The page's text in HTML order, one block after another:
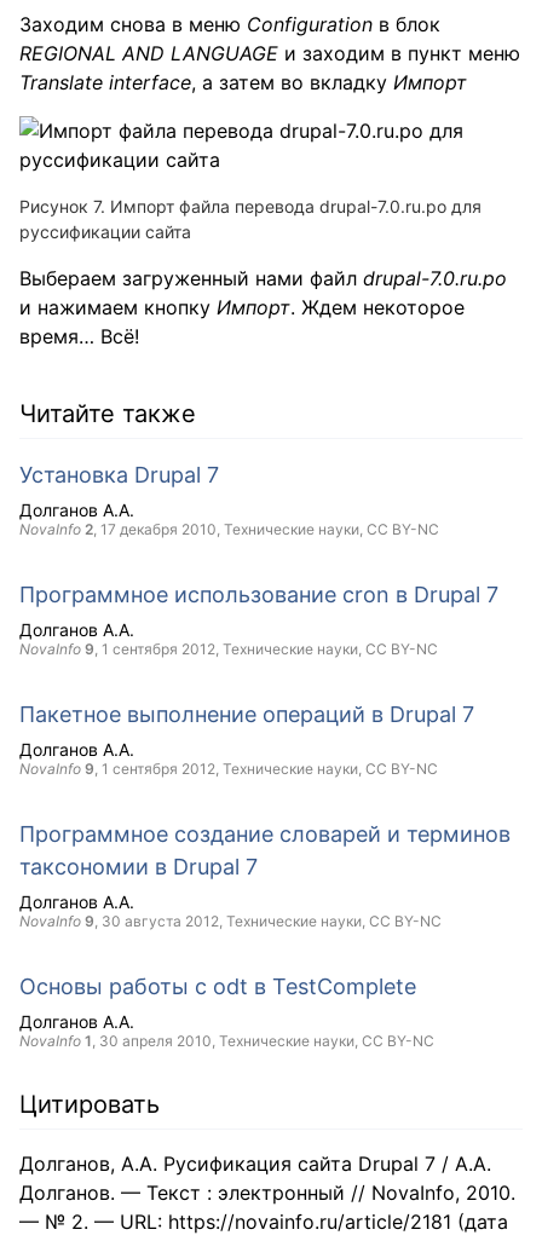
Заходим снова в меню Configuration в блок
REGIONAL AND LANGUAGE и заходим в пункт меню
Translate interface, а затем во вкладку Импорт
Рисунок 7. Импорт файла перевода drupal-7.0.ru.po для
руссификации сайта
Выбераем загруженный нами файл drupal-7.0.ru.po
и нажимаем кнопку Импорт. Ждем некоторое
время… Всё!
Читайте также
Установка Drupal 7
Долганов А.А.
NovaInfo 2 17 декабря 2010 , Технические науки, CC BY-NC
Программное использование cron в Drupal 7
Долганов А.А.
NovaInfo 9 1 сентября 2012 , Технические науки, CC BY-NC
Пакетное выполнение операций в Drupal 7
Долганов А.А.
NovaInfo 9 1 сентября 2012 , Технические науки, CC BY-NC
Программное создание словарей и терминов
таксономии в Drupal 7
Долганов А.А.
NovaInfo 9 30 августа 2012 , Технические науки, CC BY-NC
Основы работы с odt в TestComplete
Долганов А.А.
NovaInfo 1 30 апреля 2010 , Технические науки, CC BY-NC
Цитировать
Долганов, А.А. Русификация сайта Drupal 7 / А.А.
Долганов. — Текст : электронный // NovaInfo, 2010.
— № 2. — URL: https://novainfo.ru/article/2181 (дата